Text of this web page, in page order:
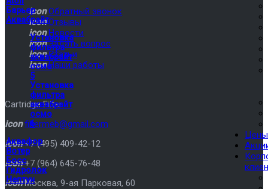
Барьер
Аквабрайт
Установка
фильтра
аквабрайт
осмо
5
Установка
фильтра
аквабрайт
осмо
6
Аквафор
Вотер
Босс
Гидролок
Нептун
Цены
icon Обратный звонок
icon Отзывы
icon Новости
icon Задать вопрос
icon Статьи
icon Наши работы
Cartridge Filter
icon filtermeb@gmail.com
icon +7 (495) 409-42-12
icon +7 (964) 645-76-48
icon Москва, 9-ая Парковая, 60